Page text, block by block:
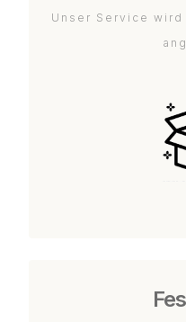
Unser Service